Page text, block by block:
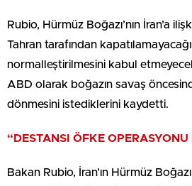
Rubio, Hürmüz Boğazı’nın İran’a
Tahran tarafından
normalleştirilmesini kabul
ABD olarak boğazın savaş
dönmesini istediklerini kaydetti.
“DESTANSI ÖFKE OPERASYONU
Bakan Rubio, İran’ın Hürmüz